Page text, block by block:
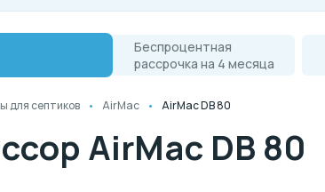
Беспроцентная
рассрочка на 4 месяца
для септиков AirMac AirMac DB 80
AirMac DB 80